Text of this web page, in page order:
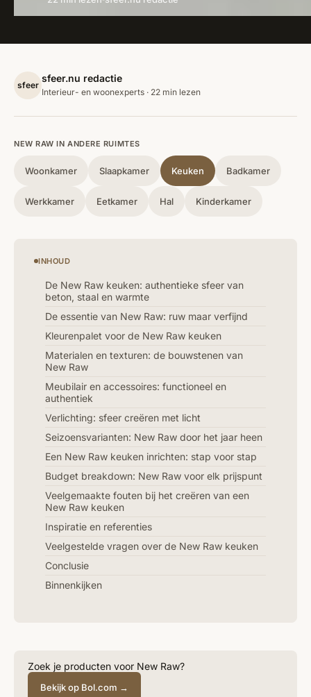
sfeer
sfeer.nu redactie
Interieur- en woonexperts · 22 min lezen
NEW RAW IN ANDERE RUIMTES
Woonkamer Slaapkamer Keuken Badkamer
Werkkamer Eetkamer Hal Kinderkamer
INHOUD
De New Raw keuken: authentieke sfeer van
beton, staal en warmte
De essentie van New Raw: ruw maar verfijnd
Kleurenpalet voor de New Raw keuken
Materialen en texturen: de bouwstenen van
New Raw
Meubilair en accessoires: functioneel en
authentiek
Verlichting: sfeer creëren met licht
Seizoensvarianten: New Raw door het jaar heen
Een New Raw keuken inrichten: stap voor stap
Budget breakdown: New Raw voor elk prijspunt
Veelgemaakte fouten bij het creëren van een
New Raw keuken
Inspiratie en referenties
Veelgestelde vragen over de New Raw keuken
Conclusie
Binnenkijken
Zoek je producten voor New Raw?
Bekijk op Bol.com →